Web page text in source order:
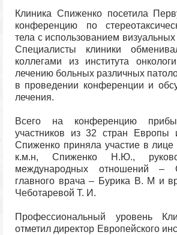
Клиника Спиженко посетила
конференцию по
тела с использованием визуальных
Специалисты клиники
коллегами из института
лечению больных различных
в проведении конференции и
лечения.
Всего на конференцию
участников из 32 стран
Спиженко приняла участие в
к.м.н, Спиженко Н.Ю.,
международных отношений –
главного врача – Бурика В. М и
Чеботаревой Т. И.
Профессиональный уровень
отметил директор Европейского